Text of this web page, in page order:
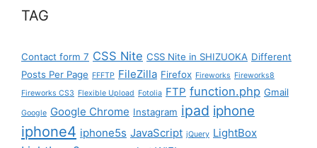
TAG
Contact form 7 CSS Nite CSS Nite in SHIZUOKA Different
Posts Per Page FFFTP FileZilla Firefox Fireworks Fireworks8
Fireworks CS3 Flexible Upload Fotolia FTP function.php Gmail
Google Google Chrome Instagram ipad iphone
iphone4 iphone5s JavaScript jQuery LightBox